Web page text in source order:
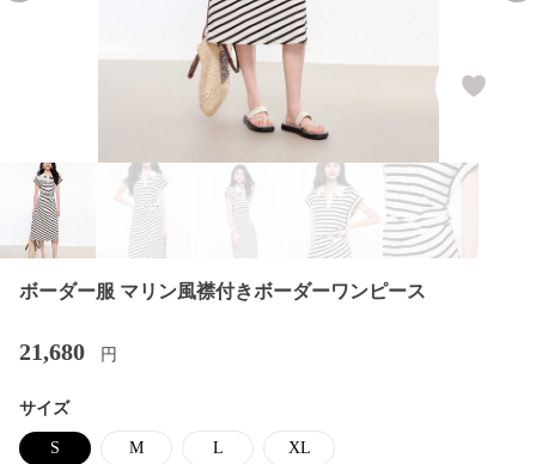
ボーダー服 マリン風襟付きボーダーワンピース
21,680 円
サイズ
S M L XL